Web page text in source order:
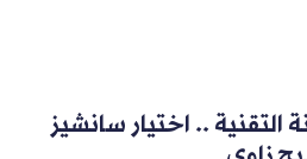
التقنية .. اختيار سانشيز